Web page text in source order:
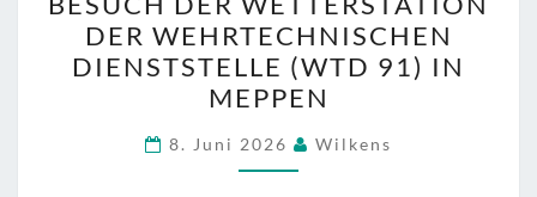
DER
WETTERSTATION
DER
WEHRTECHNISCHEN
DIENSTSTELLE
(WTD
DER WEHRTECHNISCHEN
DIENSTSTELLE (WTD 91) IN
MEPPEN
8. Juni 2026 Wilkens